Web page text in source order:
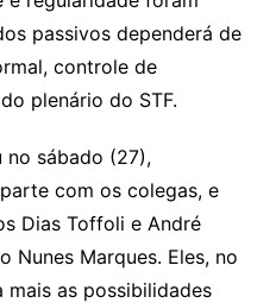
passivos dependerá de
controle de
plenário do STF.
no sábado (27),
com os colegas, e
Dias Toffoli e André
Nunes Marques. Eles, no
mais as possibilidades